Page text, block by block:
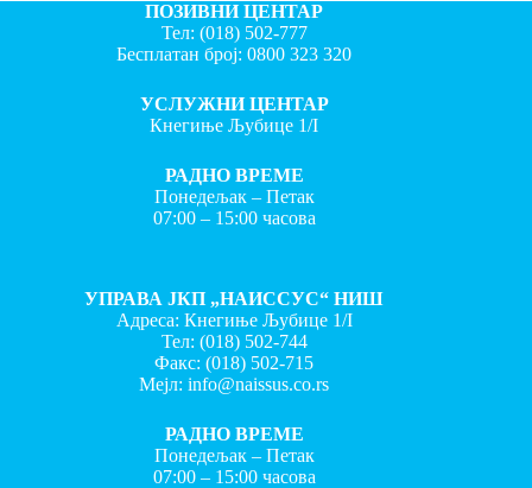
ПОЗИВНИ ЦЕНТАР
Тел: (018) 502-777
Бесплатан број:0800 323 320
УСЛУЖНИ ЦЕНТАР
Кнегиње Љубице 1/I
РАДНО ВРЕМЕ
Понедељак – Петак
07:00 – 15:00 часова
УПРАВА ЈКП „НАИССУС“ НИШ
Адреса: Кнегиње Љубице 1/I
Тел: (018) 502-744
Факс:(018) 502-715
Мејл:info@naissus.co.rs
РАДНО ВРЕМЕ
Понедељак – Петак
07:00 – 15:00 часова